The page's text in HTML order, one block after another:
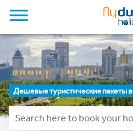
Дешевые туристические пакеты в